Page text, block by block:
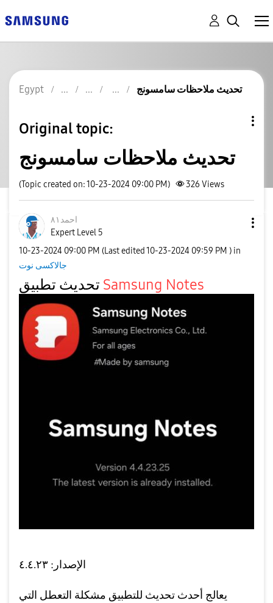
Egypt تحديث ملاحظات سامسونج
Original topic:
تحديث ملاحظات سامسونج
(Topic created on: 10-23-2024 09:00 PM) 326 Views
احمد٨١
Expert Level 5
‎10-23-2024 09:00 PM (Last edited ‎10-23-2024 09:59 PM ) in
جالاكسى نوت
Samsung Notes
الإصدار: ٤.٤.٢٣
يعالج أحدث تحديث للتطبيق مشكلة التعطل التي